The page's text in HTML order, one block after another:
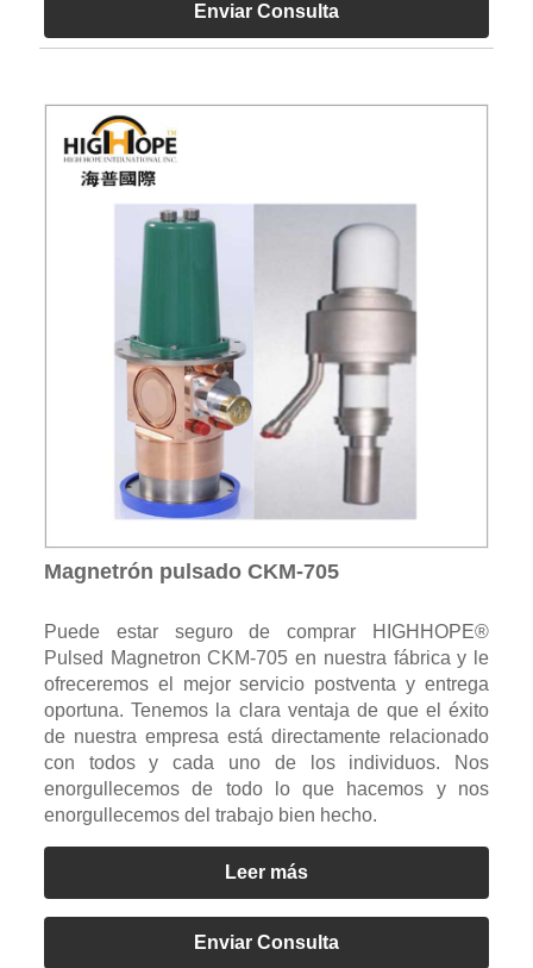
Enviar Consulta
Magnetrón pulsado CKM-705
Puede estar seguro de comprar HIGHHOPE®
Pulsed Magnetron CKM-705 en nuestra fábrica y le
ofreceremos el mejor servicio postventa y entrega
oportuna. Tenemos la clara ventaja de que el éxito
de nuestra empresa está directamente relacionado
con todos y cada uno de los individuos. Nos
enorgullecemos de todo lo que hacemos y nos
enorgullecemos del trabajo bien hecho.
Leer más
Enviar Consulta